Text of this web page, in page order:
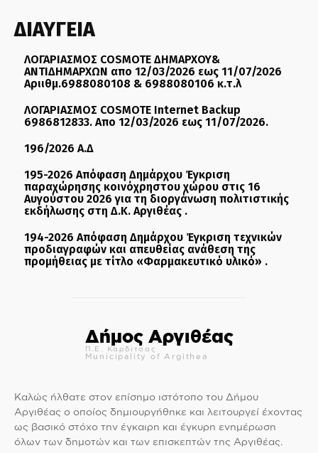
ΔΙΑΥΓΕΙΑ
ΛΟΓΑΡΙΑΣΜΟΣ COSMOTE ΔΗΜΑΡΧΟΥ&
ΑΝΤΙΔΗΜΑΡΧΩΝ απο 12/03/2026 εως 11/07/2026
Αριιθμ.6988080108 & 6988080106 κ.τ.λ
ΛΟΓΑΡΙΑΣΜΟΣ COSMOTE Internet Backup
6986812833. Απο 12/03/2026 εως 11/07/2026.
196/2026 Α.Δ
195-2026 Απόφαση Δημάρχου Έγκριση
παραχώρησης κοινόχρηστου χώρου στις 16
Αυγούστου 2026 για τη διοργάνωση πολιτιστικής
εκδήλωσης στη Δ.Κ. Αργιθέας .
194-2026 Απόφαση Δημάρχου Έγκριση τεχνικών
προδιαγραφών και απευθείας ανάθεση της
προμήθειας με τίτλο «Φαρμακευτικό υλικό» .
Δήμος Αργιθέας
Π.Ε. Καρδίτσας
Municipality of Argithea
Καλώς ήλθατε στον επίσημο ιστότοπο του Δήμου
Αργιθέας ο οποίος δημιουργήθηκε και λειτουργεί έχοντας
ως βασικό στόχο την έγκαιρη και έγκυρη ενημέρωση
όλων των δημοτών και των επισκεπτών της Αργιθέας.